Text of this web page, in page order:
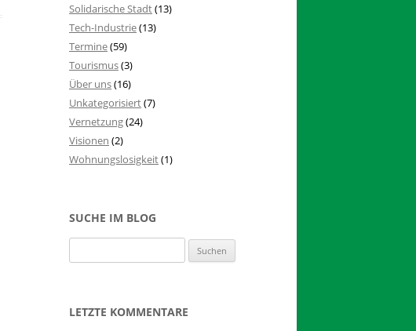
Solidarische Stadt(13)
Tech-Industrie(13)
Termine(59)
Tourismus(3)
Über uns(16)
Unkategorisiert(7)
Vernetzung(24)
Visionen (2)
Wohnungslosigkeit(1)
SUCHE IM BLOG
u
LETZTE KOMMENTARE